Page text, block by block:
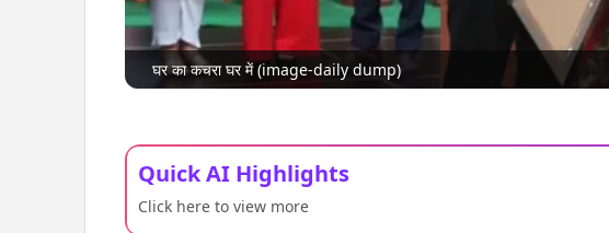
घर का कचरा घर में (image-daily dump)
Quick AI Highlights
Click here to view more